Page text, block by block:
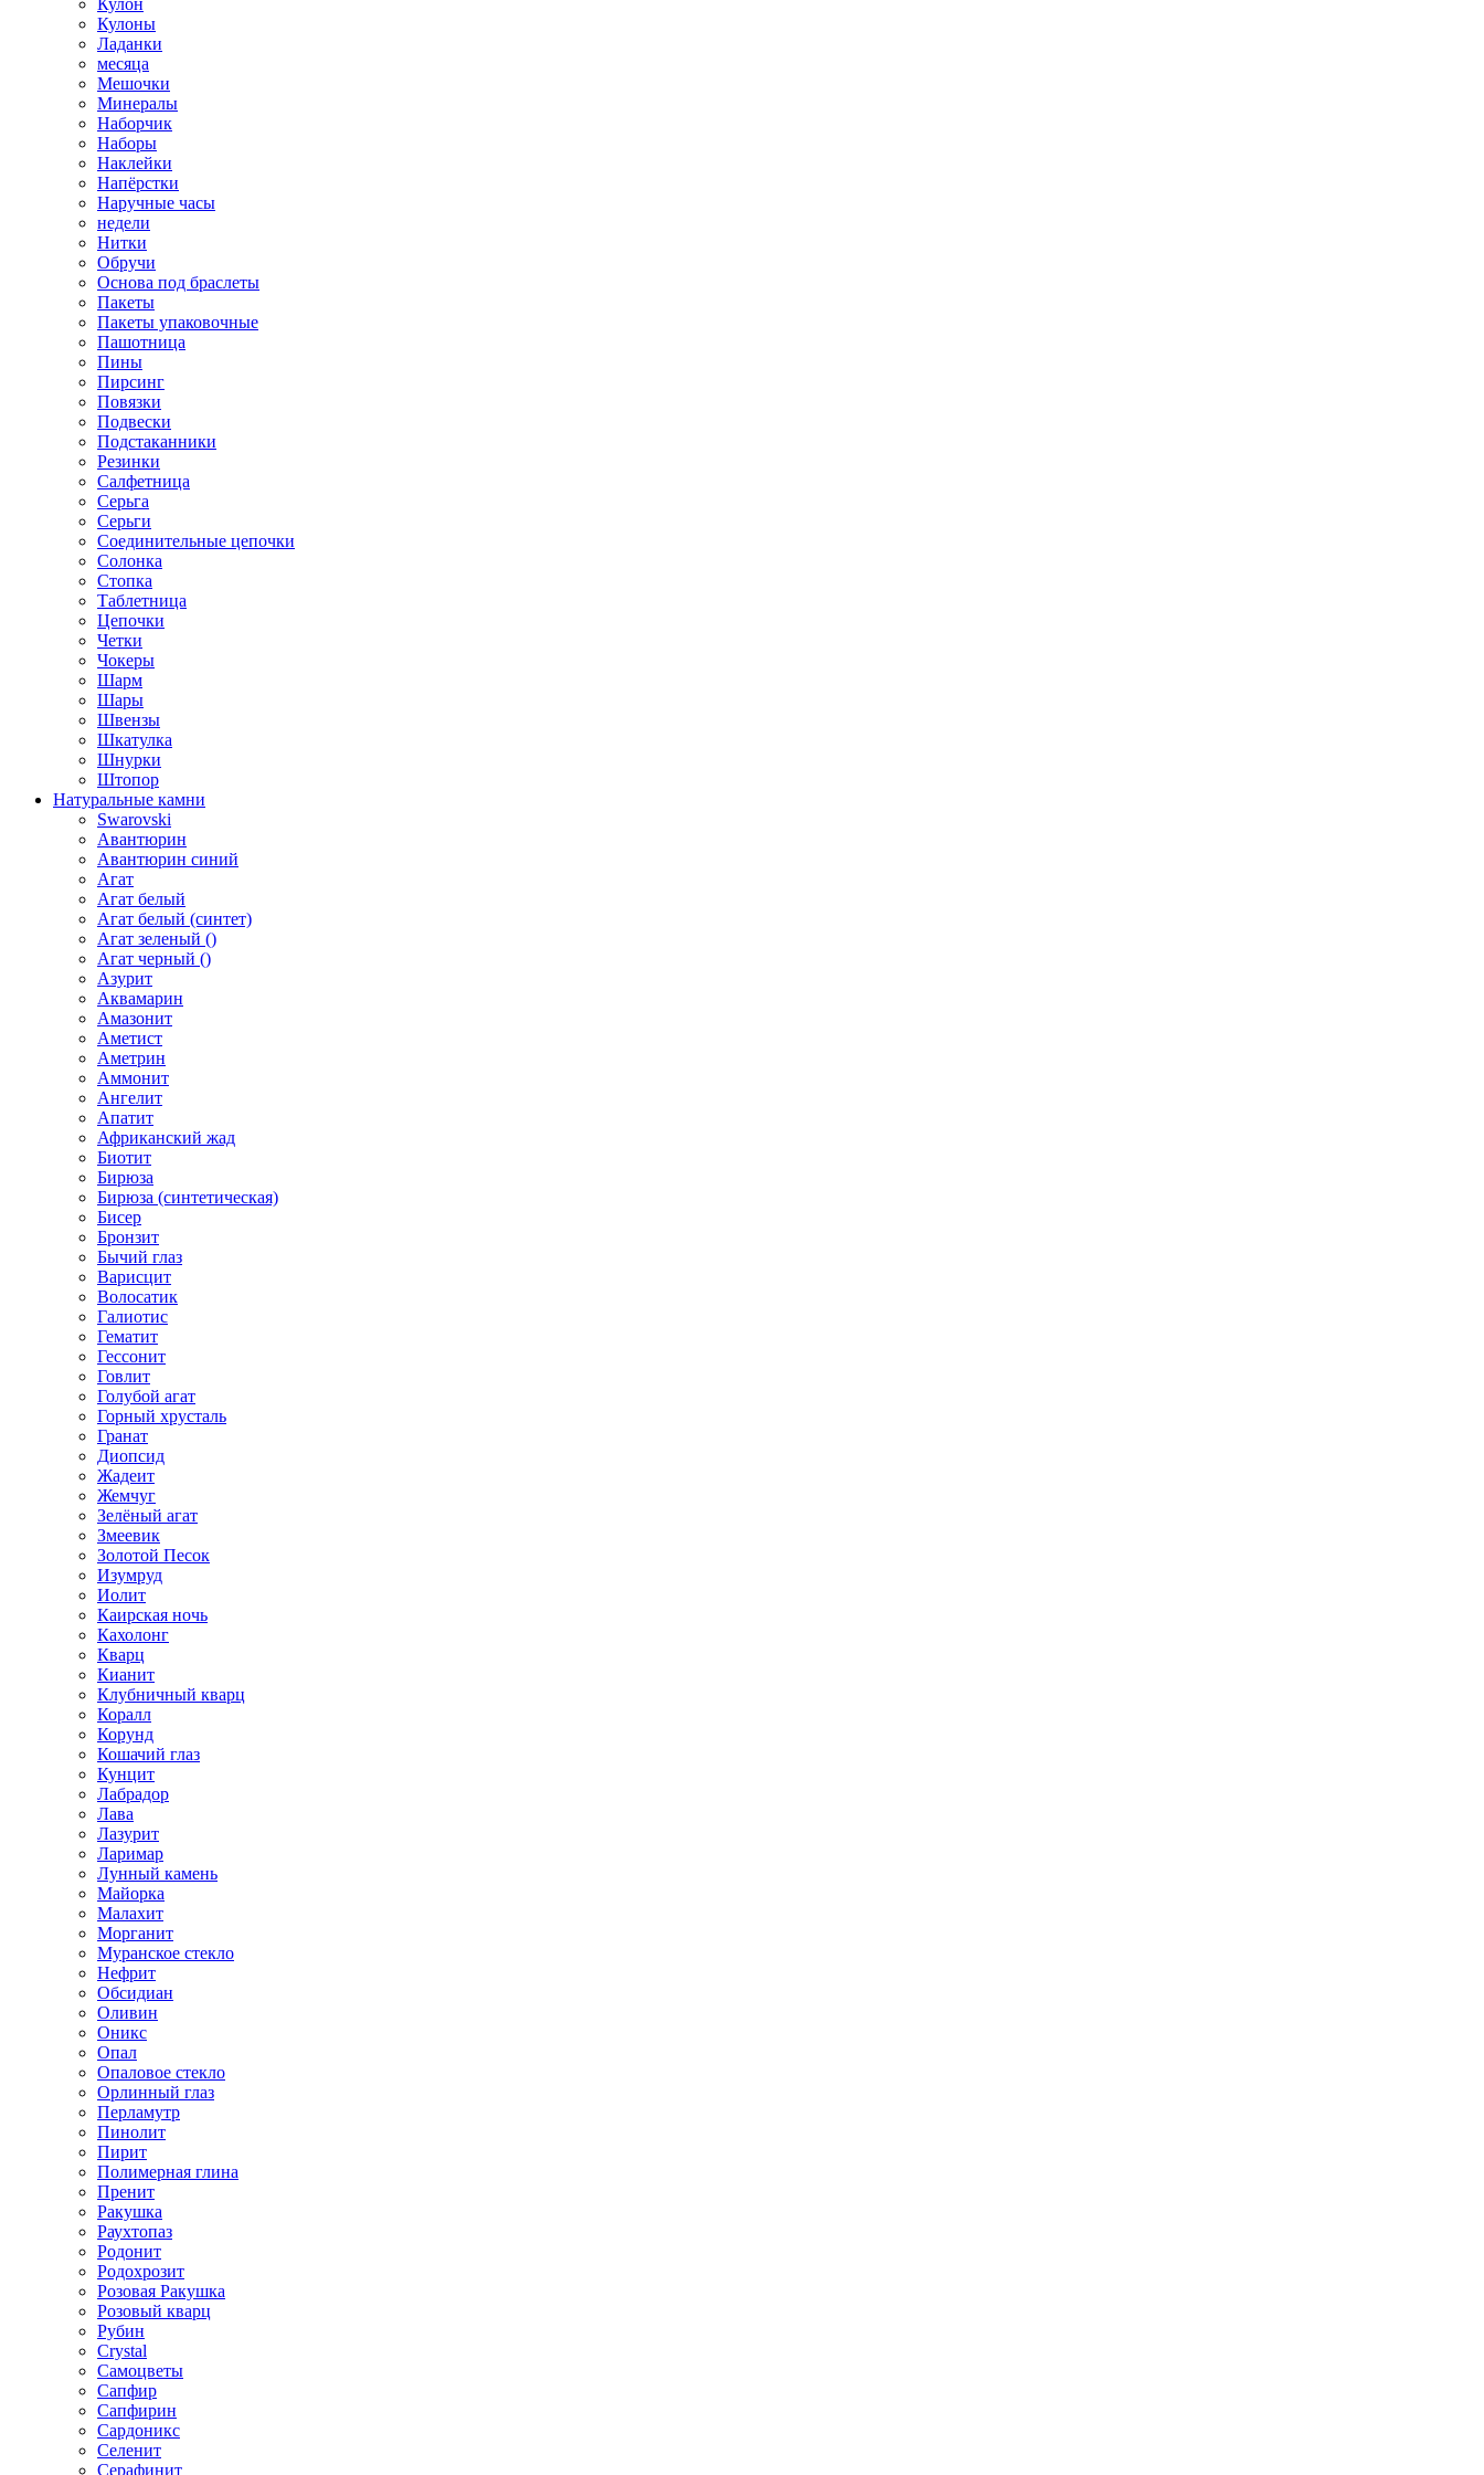
Кулон
Кулоны
Ладанки
месяца
Мешочки
Минералы
Наборчик
Наборы
Наклейки
Напёрстки
Наручные часы
недели
Нитки
Обручи
Основа под браслеты
Пакеты
Пакеты упаковочные
Пашотница
Пины
Пирсинг
Повязки
Подвески
Подстаканники
Резинки
Салфетница
Серьга
Серьги
Соединительные цепочки
Солонка
Стопка
Таблетница
Цепочки
Четки
Чокеры
Шарм
Шары
Швензы
Шкатулка
Шнурки
Штопор
Натуральные камни
Swarovski
Авантюрин
Авантюрин синий
Агат
Агат белый
Агат белый (синтет)
Агат зеленый ()
Агат черный ()
Азурит
Аквамарин
Амазонит
Аметист
Аметрин
Аммонит
Ангелит
Апатит
Африканский жад
Биотит
Бирюза
Бирюза (синтетическая)
Бисер
Бронзит
Бычий глаз
Варисцит
Волосатик
Галиотис
Гематит
Гессонит
Говлит
Голубой агат
Горный хрусталь
Гранат
Диопсид
Жадеит
Жемчуг
Зелёный агат
Змеевик
Золотой Песок
Изумруд
Иолит
Каирская ночь
Кахолонг
Кварц
Кианит
Клубничный кварц
Коралл
Корунд
Кошачий глаз
Кунцит
Лабрадор
Лава
Лазурит
Ларимар
Лунный камень
Майорка
Малахит
Морганит
Муранское стекло
Нефрит
Обсидиан
Оливин
Оникс
Опал
Опаловое стекло
Орлинный глаз
Перламутр
Пинолит
Пирит
Полимерная глина
Пренит
Ракушка
Раухтопаз
Родонит
Родохрозит
Розовая Ракушка
Розовый кварц
Рубин
Сrystal
Самоцветы
Сапфир
Сапфирин
Сардоникс
Селенит
Серафинит